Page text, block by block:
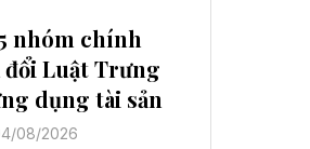
nhóm chính
đổi Luật Trưng
dụng tài sản
08/2026